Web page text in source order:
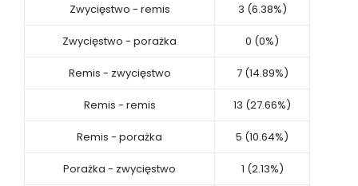
Zwycięstwo - remis 3 (6.38%)
Zwycięstwo - porażka 0 (0%)
Remis - zwycięstwo 7 (14.89%)
Remis - remis 13 (27.66%)
Remis - porażka 5 (10.64%)
Porażka - zwycięstwo 1 (2.13%)